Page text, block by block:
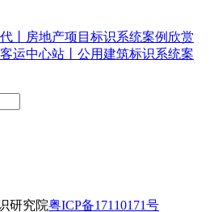
丨房地产项目标识系统案例欣赏
运中心站丨公用建筑标识系统案
研究院粤ICP备17110171号